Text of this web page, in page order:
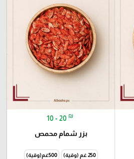
10 - 20 ₪
بزر شمام محمص
250 غم (وقية) 500غم(وقية)